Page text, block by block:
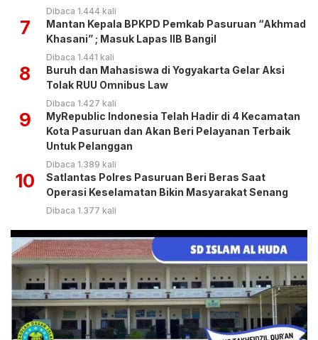
Dibaca 1.444 kali
7
Mantan Kepala BPKPD Pemkab Pasuruan “Akhmad
Khasani” ; Masuk Lapas IIB Bangil
Dibaca 1.441 kali
8
Buruh dan Mahasiswa di Yogyakarta Gelar Aksi
Tolak RUU Omnibus Law
Dibaca 1.427 kali
9
MyRepublic Indonesia Telah Hadir di 4 Kecamatan
Kota Pasuruan dan Akan Beri Pelayanan Terbaik
Untuk Pelanggan
Dibaca 1.389 kali
10
Satlantas Polres Pasuruan Beri Beras Saat
Operasi Keselamatan Bikin Masyarakat Senang
Dibaca 1.377 kali